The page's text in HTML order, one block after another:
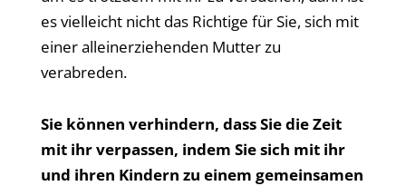
es vielleicht nicht das Richtige für Sie, sich mit
einer alleinerziehenden Mutter zu
verabreden.
Sie können verhindern, dass Sie die Zeit
mit ihr verpassen, indem Sie sich mit ihr
und ihren Kindern zu einem gemeinsamen